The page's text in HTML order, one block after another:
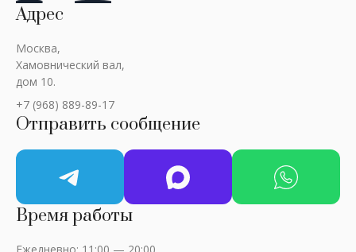
Адрес
Москва,
Хамовнический вал,
дом 10.
+7 (968) 889-89-17
Отправить сообщение
Время работы